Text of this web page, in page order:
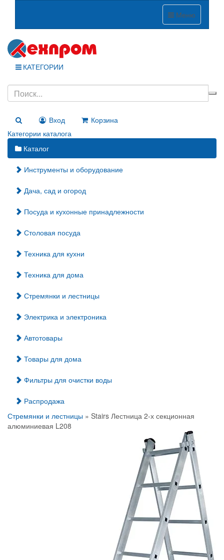
Меню
КАТЕГОРИИ
Вход
Корзина
Категории каталога
Каталог
Инструменты и оборудование
Дача, сад и огород
Посуда и кухонные принадлежности
Столовая посуда
Техника для кухни
Техника для дома
Стремянки и лестницы
Электрика и электроника
Автотовары
Товары для дома
Фильтры для очистки воды
Распродажа
Стремянки и лестницы » Stairs Лестница 2-х секционная
алюминиевая L208